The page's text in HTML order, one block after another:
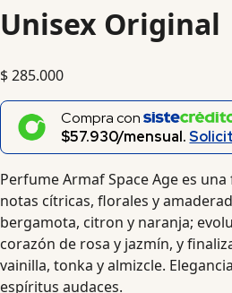
Unisex Original
$285.000
Compra con
$57.930/mensual.
Perfume Armaf Space Age es
notas cítricas, florales y
bergamota, citron y naranja;
corazón de rosa y jazmín, y
vainilla, tonka y almizcle.
espíritus audaces.